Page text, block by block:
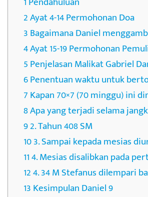
Ayat 4-14 Permohonan Doa
Bagaimana Daniel
Ayat 15-19 Permohonan
Penjelasan Malikat Gabriel
Penentuan waktu untuk
Kapan 70×7 (70 minggu) ini
Apa yang terjadi selama
2. Tahun 408 SM
3. Sampai kepada mesias
4. Mesias disalibkan pada
4. 34 M Stefanus dilempari
Kesimpulan Daniel 9